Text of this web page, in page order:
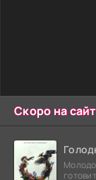
Скоро на